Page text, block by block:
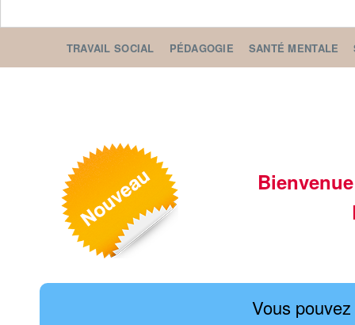
TRAVAIL SOCIAL PÉDAGOGIE SANTÉ MENTALE
Vous